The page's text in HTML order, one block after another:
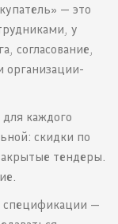
— это
у
согласование,
организации-
каждого
скидки по
тендеры.
спецификации —